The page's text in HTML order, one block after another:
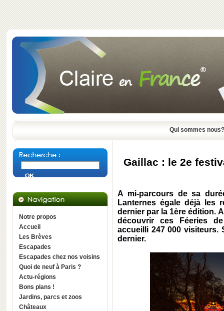
Qui sommes nous?
Notre propos
Accueil
Les Brèves
Escapades
Escapades chez nos voisins
Quoi de neuf à Paris ?
Actu-régions
Bons plans !
Jardins, parcs et zoos
Châteaux
Gaillac : le 2e
A mi-parcours de sa
Lanternes égale déjà les
dernier par la 1ère édition.
découvrir ces Féeries
accueilli 247 000
dernier.